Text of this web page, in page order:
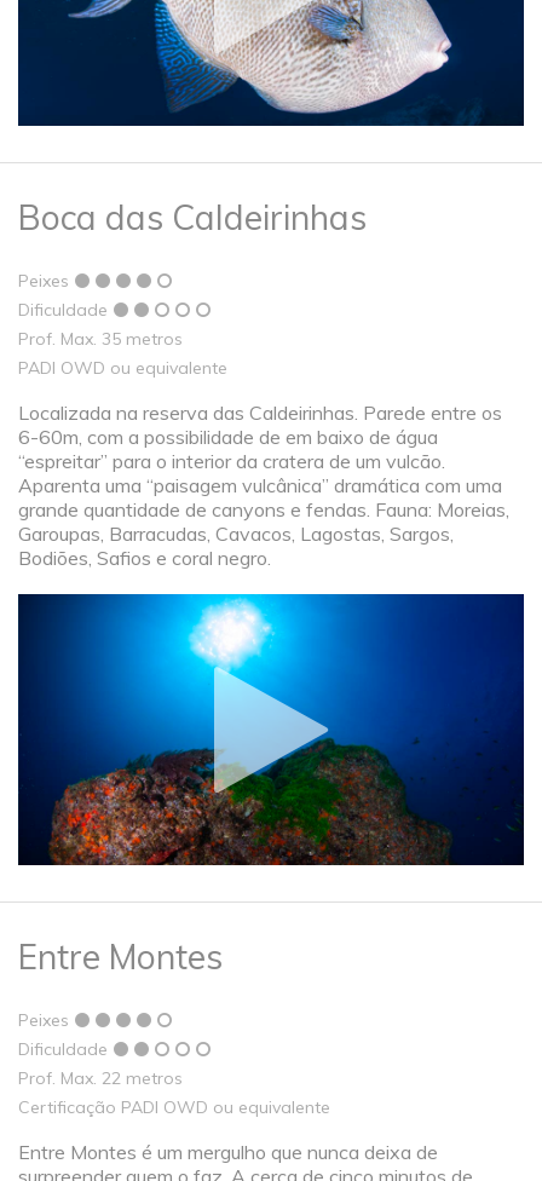
Boca das Caldeirinhas
Peixes
Dificuldade
Prof. Max. 35 metros
PADI OWD ou equivalente
Localizada na reserva das Caldeirinhas. Parede entre os
6-60m, com a possibilidade de em baixo de água
“espreitar” para o interior da cratera de um vulcão.
Aparenta uma “paisagem vulcânica” dramática com uma
grande quantidade de canyons e fendas. Fauna: Moreias,
Garoupas, Barracudas, Cavacos, Lagostas, Sargos,
Bodiões, Safios e coral negro.
Entre Montes
Peixes
Dificuldade
Prof. Max. 22 metros
Certificação PADI OWD ou equivalente
Entre Montes é um mergulho que nunca deixa de